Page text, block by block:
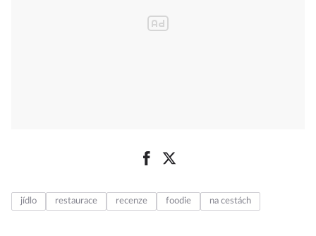
jídlo restaurace recenze foodie na cestách